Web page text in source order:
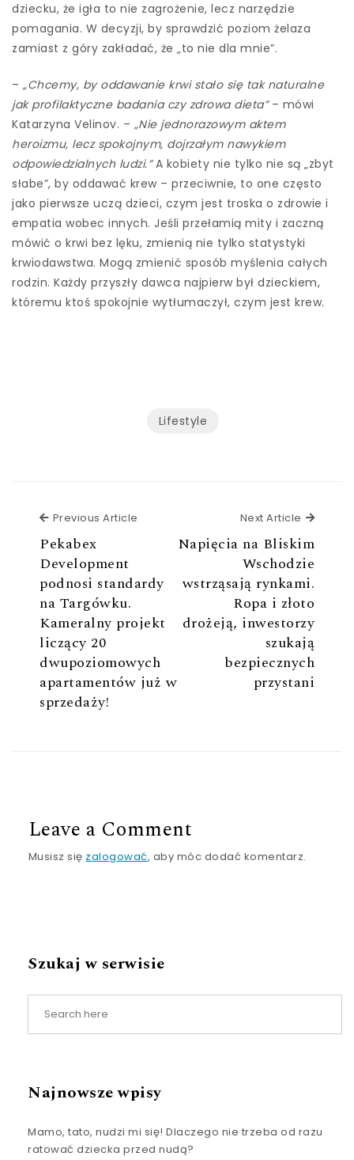
dziecku, że igła to nie zagrożenie, lecz narzędzie
pomagania. W decyzji, by sprawdzić poziom żelaza
zamiast z góry zakładać, że „to nie dla mnie”.
– „Chcemy, by oddawanie krwi stało się tak naturalne
jak profilaktyczne badania czy zdrowa dieta”– mówi
Katarzyna Velinov. – „Nie jednorazowym aktem
heroizmu, lecz spokojnym, dojrzałym nawykiem
odpowiedzialnych ludzi.”A kobiety nie tylko nie są „zbyt
słabe”, by oddawać krew – przeciwnie, to one często
jako pierwsze uczą dzieci, czym jest troska o zdrowie i
empatia wobec innych. Jeśli przełamią mity i zaczną
mówić o krwi bez lęku, zmienią nie tylko statystyki
krwiodawstwa. Mogą zmienić sposób myślenia całych
rodzin. Każdy przyszły dawca najpierw był dzieckiem,
któremu ktoś spokojnie wytłumaczył, czym jest krew.
Lifestyle
Previous Article
Pekabex
Development
podnosi standardy
na Targówku.
Kameralny projekt
liczący 20
dwupoziomowych
apartamentów już w
sprzedaży!
Next Article Next
Napięcia na Bliskim
Wschodzie
wstrząsają rynkami.
Ropa i złoto
drożeją, inwestorzy
szukają
bezpiecznych
przystani
Leave a Comment
Musisz się zalogować, aby móc dodać komentarz.
Szukaj w serwisie
Najnowsze wpisy
Mamo, tato, nudzi mi się! Dlaczego nie trzeba od razu
ratować dziecka przed nudą?